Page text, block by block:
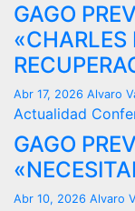
GAGO
«CHARLES
Abr 17, 2026 Alvaro
Actualidad
GAGO
Abr 10, 2026 Alvaro